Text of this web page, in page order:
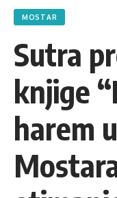
MOSTAR
Sutra
knjige
harem